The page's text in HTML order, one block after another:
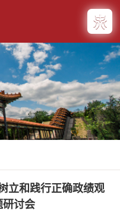
立和践行正确政绩观
研讨会